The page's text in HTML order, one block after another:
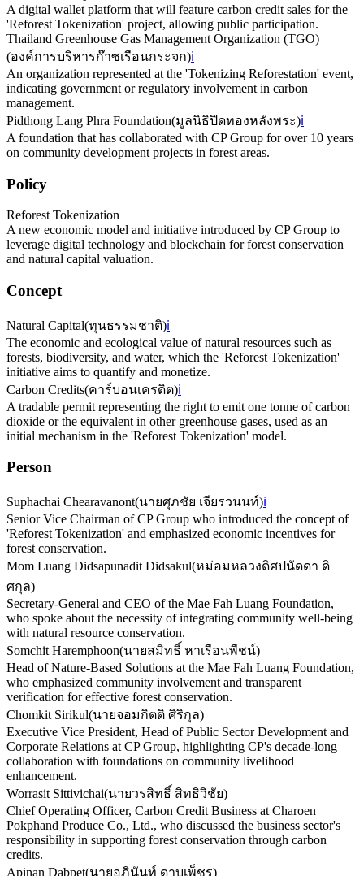
A digital wallet platform that will feature carbon credit sales for the
'Reforest Tokenization' project, allowing public participation.
Thailand Greenhouse Gas Management Organization (TGO)
(องค์การบริหารก๊าซเรือนกระจก)ℹ️
An organization represented at the 'Tokenizing Reforestation' event,
indicating government or regulatory involvement in carbon
management.
Pidthong Lang Phra Foundation(มูลนิธิปิดทองหลังพระ)ℹ️
A foundation that has collaborated with CP Group for over 10 years
on community development projects in forest areas.
Policy
Reforest Tokenization
A new economic model and initiative introduced by CP Group to
leverage digital technology and blockchain for forest conservation
and natural capital valuation.
Concept
Natural Capital(ทุนธรรมชาติ)ℹ️
The economic and ecological value of natural resources such as
forests, biodiversity, and water, which the 'Reforest Tokenization'
initiative aims to quantify and monetize.
Carbon Credits(คาร์บอนเครดิต)ℹ️
A tradable permit representing the right to emit one tonne of carbon
dioxide or the equivalent in other greenhouse gases, used as an
initial mechanism in the 'Reforest Tokenization' model.
Person
Suphachai Chearavanont(นายศุภชัย เจียรวนนท์)ℹ️
Senior Vice Chairman of CP Group who introduced the concept of
'Reforest Tokenization' and emphasized economic incentives for
forest conservation.
Mom Luang Didsapunadit Didsakul(หม่อมหลวงดิศปนัดดา ดิ
ศกุล)
Secretary-General and CEO of the Mae Fah Luang Foundation,
who spoke about the necessity of integrating community well-being
with natural resource conservation.
Somchit Haremphoon(นายสมิทธิ์ หาเรือนพืชน์)
Head of Nature-Based Solutions at the Mae Fah Luang Foundation,
who emphasized community involvement and transparent
verification for effective forest conservation.
Chomkit Sirikul(นายจอมกิตติ ศิริกุล)
Executive Vice President, Head of Public Sector Development and
Corporate Relations at CP Group, highlighting CP's decade-long
collaboration with foundations on community livelihood
enhancement.
Worrasit Sittivichai(นายวรสิทธิ์ สิทธิวิชัย)
Chief Operating Officer, Carbon Credit Business at Charoen
Pokphand Produce Co., Ltd., who discussed the business sector's
responsibility in supporting forest conservation through carbon
credits.
Apinan Dabpet(นายอภินันท์ ดาบเพ็ชร)